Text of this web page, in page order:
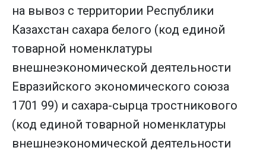
на вывоз с территории Республики
Казахстан сахара белого (код единой
товарной номенклатуры
внешнеэкономической деятельности
Евразийского экономического союза
1701 99) и сахара-сырца тростникового
(код единой товарной номенклатуры
внешнеэкономической деятельности